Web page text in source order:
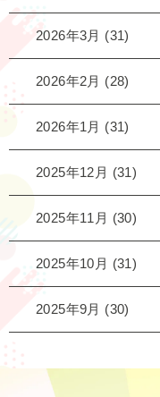
2026年3月 (31)
2026年2月 (28)
2026年1月 (31)
2025年12月 (31)
2025年11月 (30)
2025年10月 (31)
2025年9月 (30)